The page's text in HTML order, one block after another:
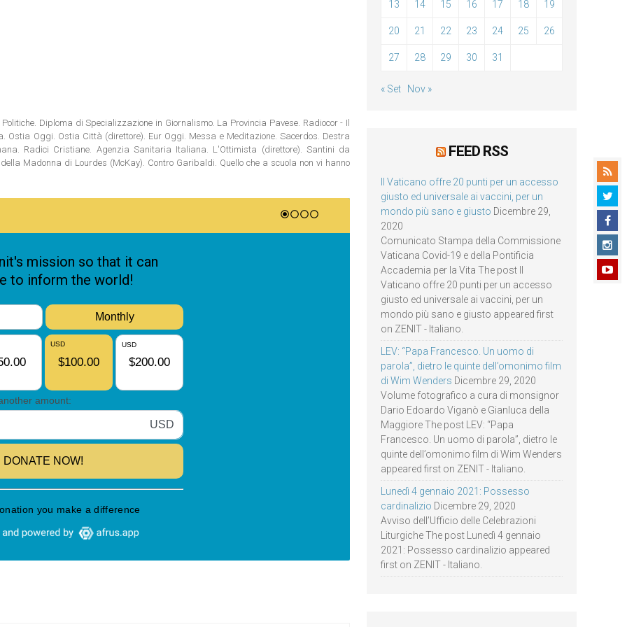
Diploma di Specializzazione in Giornalismo. La Provincia Pavese. Radiocor - Il
Ostia Oggi. Ostia Città (direttore). Eur Oggi. Messa e Meditazione. Sacerdos. Destra
Radici Cristiane. Agenzia Sanitaria Italiana. L'Ottimista (direttore). Santini da
Madonna di Lourdes (McKay). Contro Garibaldi. Quello che a scuola non vi hanno
13 14 15 16 17 18 19
20 21 22 23 24 25 26
27 28 29 30 31
« Set Nov »
FEED RSS
Il Vaticano offre 20 punti per un accesso
giusto ed universale ai vaccini, per un
mondo più sano e giusto Dicembre 29,
2020
Comunicato Stampa della Commissione
Vaticana Covid-19 e della Pontificia
Accademia per la Vita The post Il
Vaticano offre 20 punti per un accesso
giusto ed universale ai vaccini, per un
mondo più sano e giusto appeared first
on ZENIT - Italiano.
LEV: “Papa Francesco. Un uomo di
parola”, dietro le quinte dell’omonimo film
di Wim Wenders Dicembre 29, 2020
Volume fotografico a cura di monsignor
Dario Edoardo Viganò e Gianluca della
Maggiore The post LEV: “Papa
Francesco. Un uomo di parola”, dietro le
quinte dell’omonimo film di Wim Wenders
appeared first on ZENIT - Italiano.
Lunedì 4 gennaio 2021: Possesso
cardinalizio Dicembre 29, 2020
Avviso dell’Ufficio delle Celebrazioni
Liturgiche The post Lunedì 4 gennaio
2021: Possesso cardinalizio appeared
first on ZENIT - Italiano.